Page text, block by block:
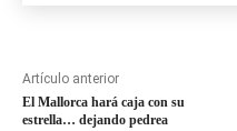
Artículo anterior
El Mallorca hará caja con su
estrella… dejando pedrea